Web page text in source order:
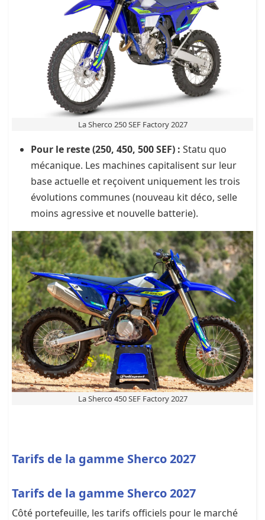
La Sherco 250 SEF Factory 2027
Pour le reste (250, 450, 500 SEF) : Statu quo
mécanique. Les machines capitalisent sur leur
base actuelle et reçoivent uniquement les trois
évolutions communes (nouveau kit déco, selle
moins agressive et nouvelle batterie).
La Sherco 450 SEF Factory 2027
Tarifs de la gamme Sherco 2027
Tarifs de la gamme Sherco 2027
Côté portefeuille, les tarifs officiels pour le marché